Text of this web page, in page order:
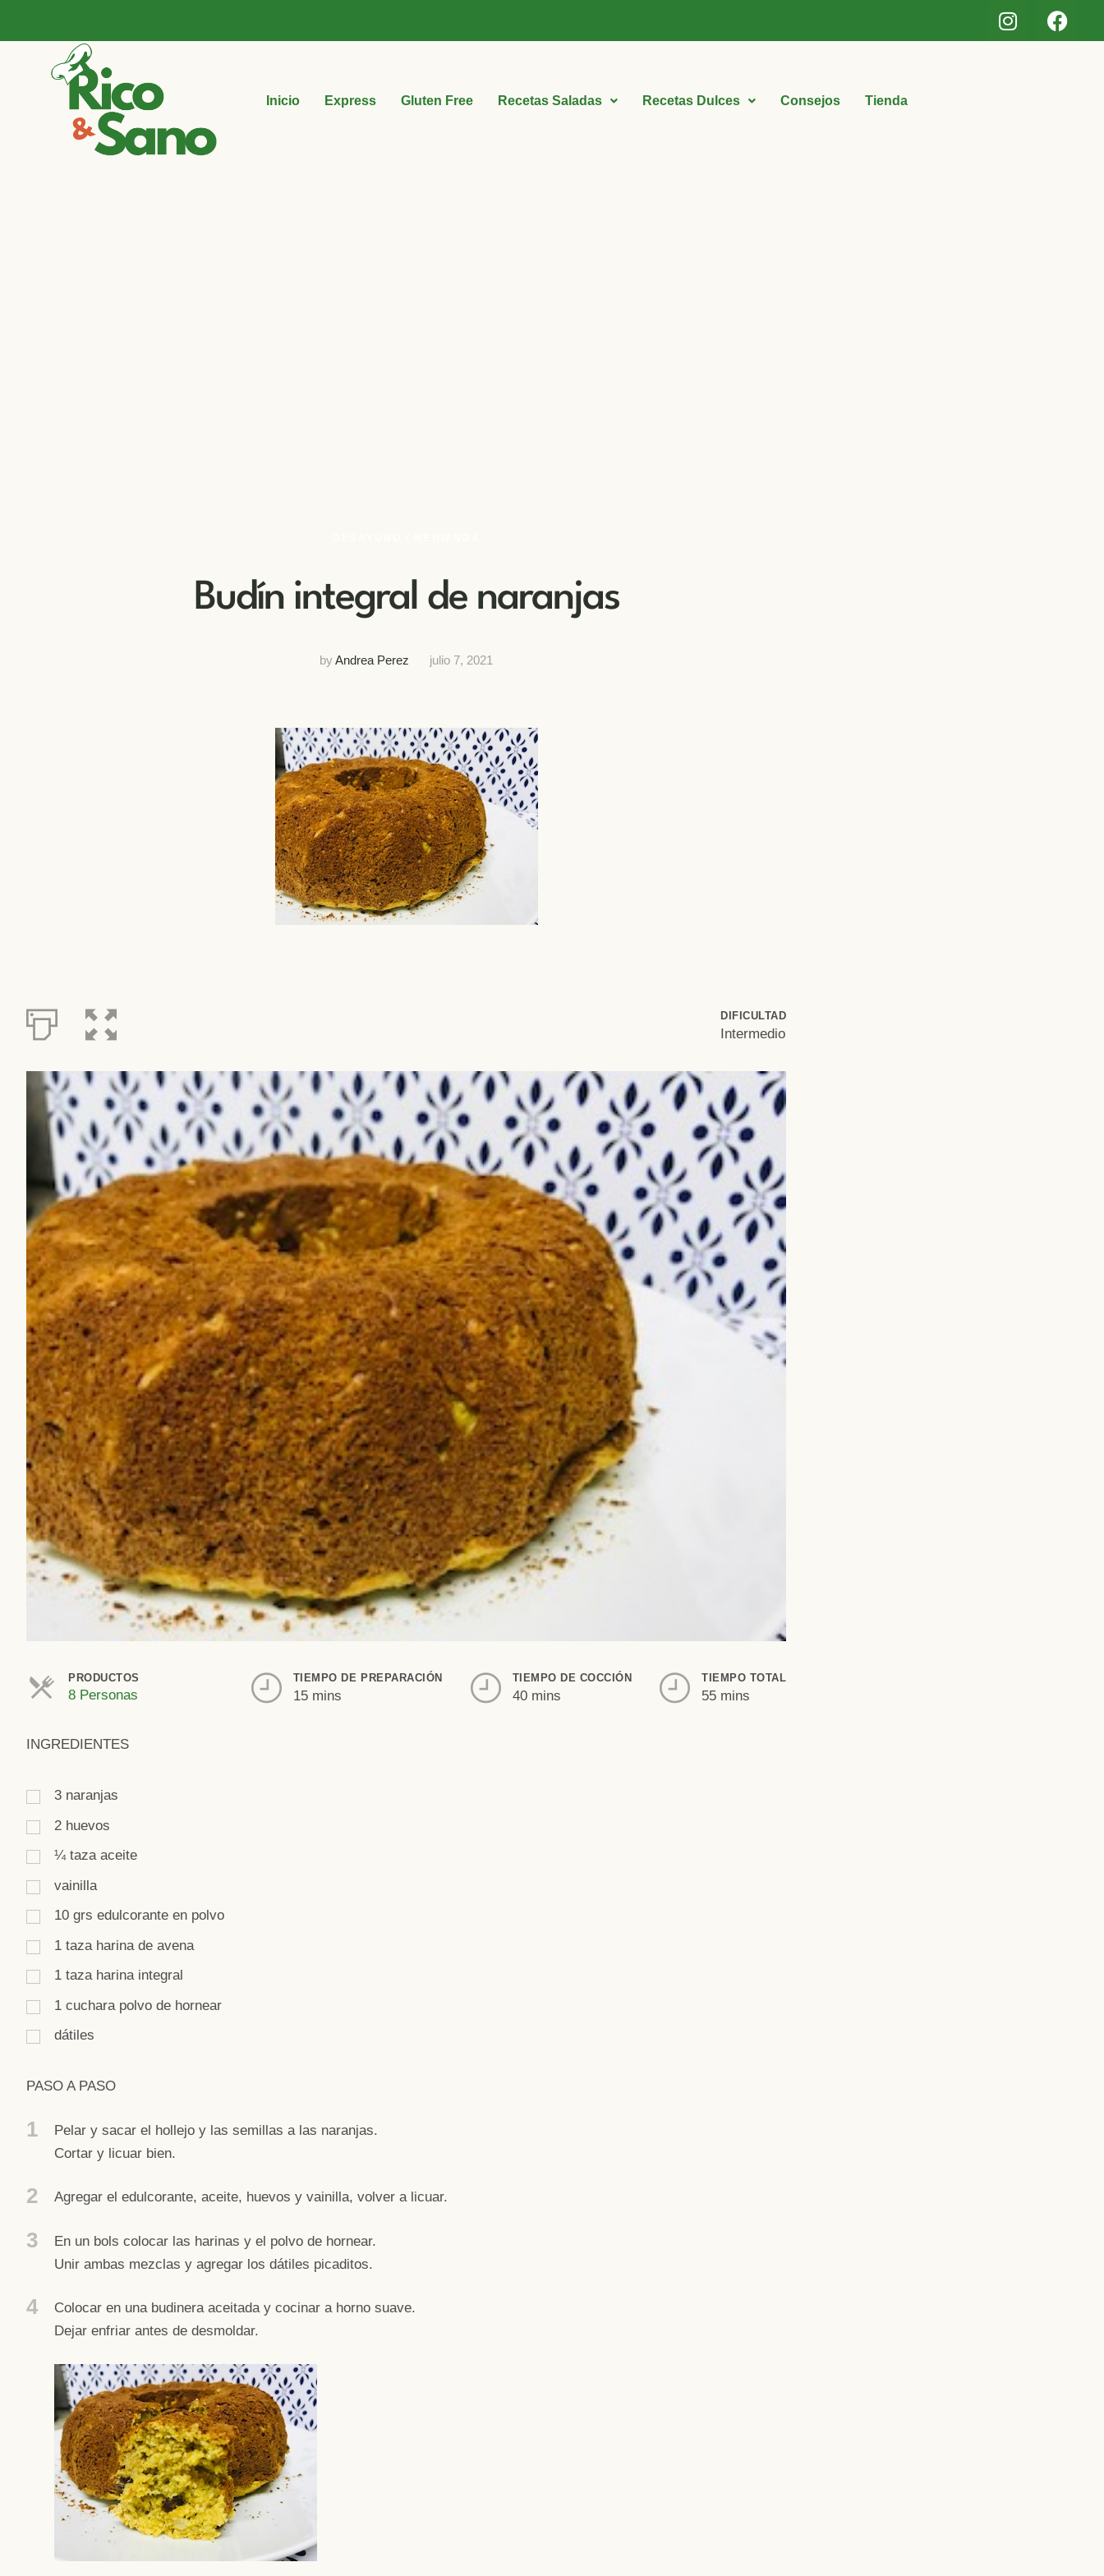
Inicio Express Gluten Free Recetas Saladas Recetas Dulces Consejos Tienda
Budín integral de naranjas
byAndrea Perez julio 7, 2021
DIFICULTAD
Intermedio
PRODUCTOS
8 Personas
TIEMPO DE PREPARACIÓN
15 mins
TIEMPO DE COCCIÓN
40 mins
TIEMPO TOTAL
55 mins
INGREDIENTES
3 naranjas
2 huevos
¼ taza aceite
vainilla
10 grs edulcorante en polvo
1 taza harina de avena
1 taza harina integral
1 cuchara polvo de hornear
dátiles
PASO A PASO
1
Pelar y sacar el hollejo y las semillas a las naranjas.
Cortar y licuar bien.
2 Agregar el edulcorante, aceite, huevos y vainilla, volver a licuar.
3
En un bols colocar las harinas y el polvo de hornear.
Unir ambas mezclas y agregar los dátiles picaditos.
4
Colocar en una budinera aceitada y cocinar a horno suave.
Dejar enfriar antes de desmoldar.